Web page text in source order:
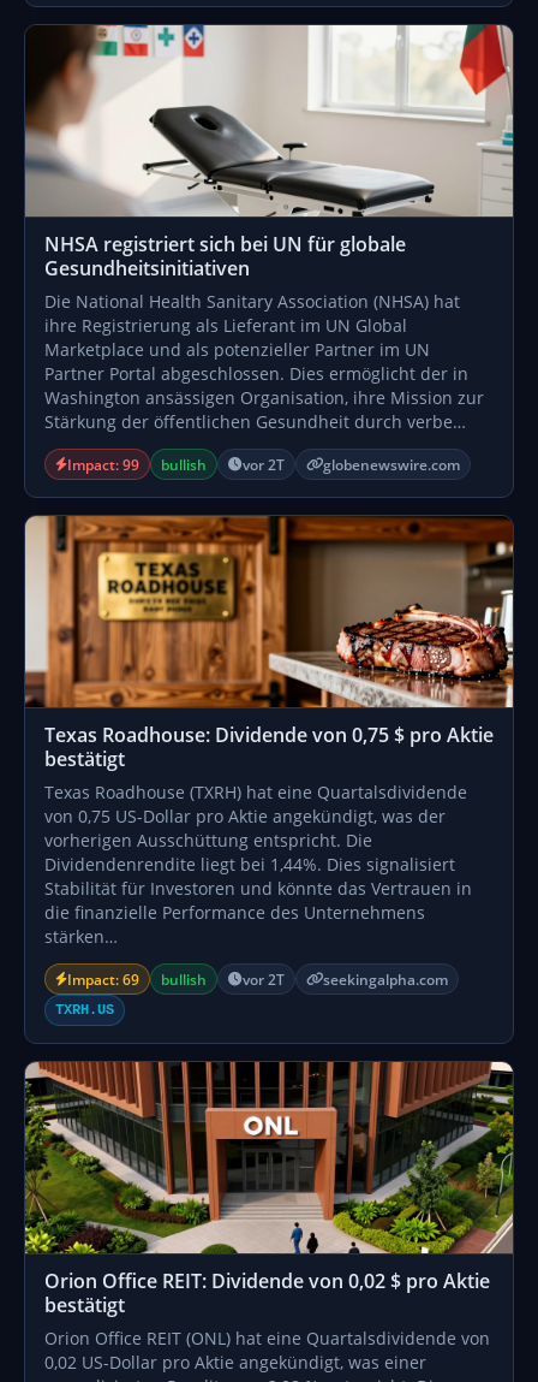
NHSA registriert sich bei UN für globale
Gesundheitsinitiativen
Die National Health Sanitary Association (NHSA) hat
ihre Registrierung als Lieferant im UN Global
Marketplace und als potenzieller Partner im UN
Partner Portal abgeschlossen. Dies ermöglicht der in
Washington ansässigen Organisation, ihre Mission zur
Stärkung der öffentlichen Gesundheit durch verbe…
Impact: 99 bullish vor 2T globenewswire.com
Texas Roadhouse: Dividende von 0,75 $ pro Aktie
bestätigt
Texas Roadhouse (TXRH) hat eine Quartalsdividende
von 0,75 US-Dollar pro Aktie angekündigt, was der
vorherigen Ausschüttung entspricht. Die
Dividendenrendite liegt bei 1,44%. Dies signalisiert
Stabilität für Investoren und könnte das Vertrauen in
die finanzielle Performance des Unternehmens
stärken…
Impact: 69 bullish vor 2T seekingalpha.com
TXRH.US
Orion Office REIT: Dividende von 0,02 $ pro Aktie
bestätigt
Orion Office REIT (ONL) hat eine Quartalsdividende von
0,02 US-Dollar pro Aktie angekündigt, was einer